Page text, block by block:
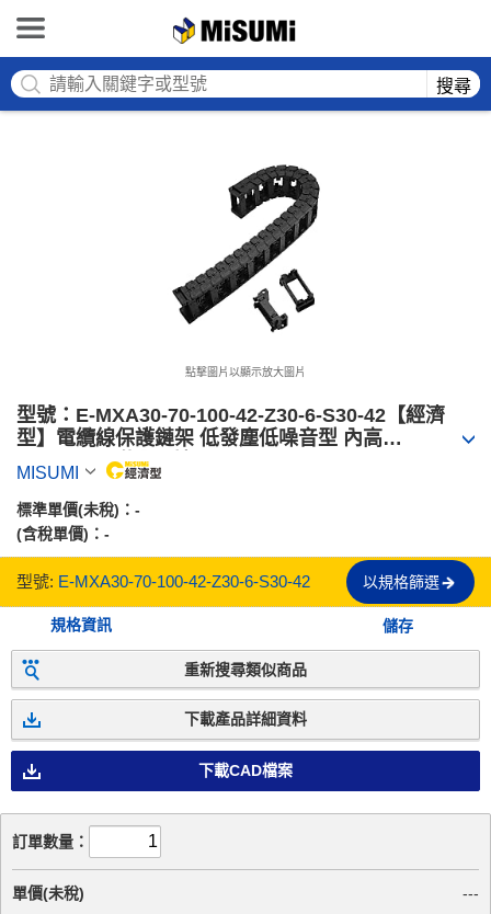
搜尋
點擊圖片以顯示放大圖片
型號：E-MXA30-70-100-42-Z30-6-S30-42【經濟
型】電纜線保護鏈架 低發塵低噪音型 內高
30mm（可附分隔片）
MISUMI
標準單價(未稅)： -
(含稅單價)： -
型號: E-MXA30-70-100-42-Z30-6-S30-42 以規格篩選
規格資訊 儲存
重新搜尋類似商品
下載產品詳細資料
下載CAD檔案
訂單數量：
單價(未稅) ---